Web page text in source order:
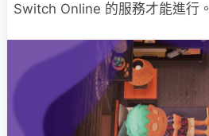
Switch Online 的服務才能進行。